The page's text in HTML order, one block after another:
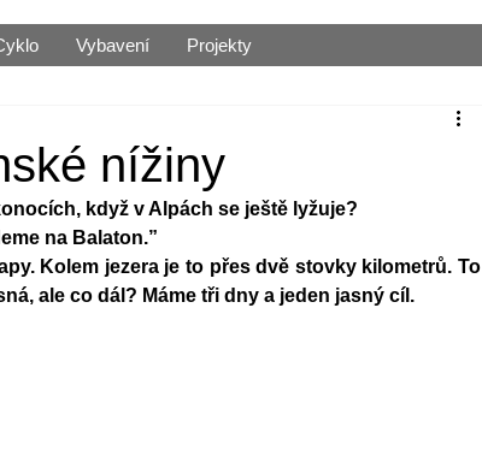
Vybavení Projekty
nížiny
když v Alpách se ještě lyžuje?
na Balaton.”
Kolem jezera je to přes dvě stovky kilometrů. To
ale co dál? Máme tři dny a jeden jasný cíl.